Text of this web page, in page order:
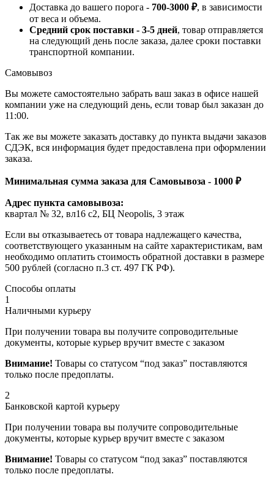
Доставка до вашего порога - 700-3000 ₽, в зависимости
от веса и объема.
Средний срок поставки - 3-5 дней, товар отправляется
на следующий день после заказа, далее сроки поставки
транспортной компании.
Самовывоз
Вы можете самостоятельно забрать ваш заказ в офисе нашей
компании уже на следующий день, если товар был заказан до
11:00.
Так же вы можете заказать доставку до пункта выдачи заказов
СДЭК, вся информация будет предоставлена при оформлении
заказа.
Минимальная сумма заказа для Самовывоза - 1000 ₽
Адрес пункта самовывоза:
квартал № 32, вл16 с2, БЦ Neopolis, 3 этаж
Если вы отказываетесь от товара надлежащего качества,
соответствующего указанным на сайте характеристикам, вам
необходимо оплатить стоимость обратной доставки в размере
500 рублей (согласно п.3 ст. 497 ГК РФ).
Способы оплаты
1
Наличными курьеру
При получении товара вы получите сопроводительные
документы, которые курьер вручит вместе с заказом
Внимание! Товары со статусом “под заказ” поставляются
только после предоплаты.
2
Банковской картой курьеру
При получении товара вы получите сопроводительные
документы, которые курьер вручит вместе с заказом
Внимание! Товары со статусом “под заказ” поставляются
только после предоплаты.